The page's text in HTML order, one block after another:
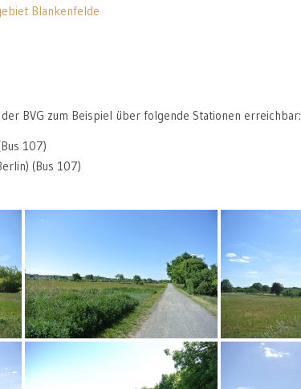
Blankenfelde
BVG zum Beispiel über folgende Stationen erreichbar:
107)
(Bus 107)